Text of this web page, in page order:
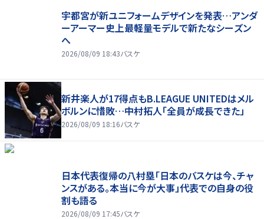
宇都宮が新ユニフォームデザインを発表…アンダ
ーアーマー史上最軽量モデルで新たなシーズン
へ
2026/08/09 18:43バスケ
新井楽人が17得点もB.LEAGUE UNITEDはメル
ボルンに惜敗…中村拓人「全員が成長できた」
2026/08/09 18:16バスケ
日本代表復帰の八村塁「日本のバスケは今、チャ
ンスがある。本当に今が大事」代表での自身の役
割も語る
2026/08/09 17:45バスケ